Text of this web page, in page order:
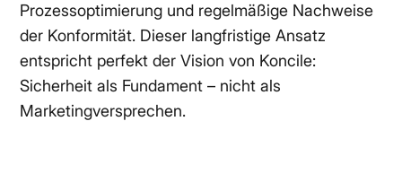
Prozessoptimierung und regelmäßige Nachweise
der Konformität. Dieser langfristige Ansatz
entspricht perfekt der Vision von Koncile:
Sicherheit als Fundament – nicht als
Marketingversprechen.